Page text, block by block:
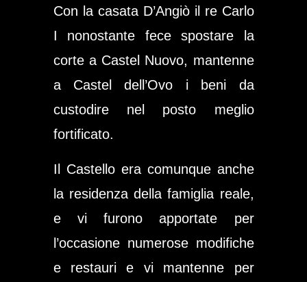
Con la casata D’Angiòil re Carlo
I nonostante fece spostare la
corte a Castel Nuovo, mantenne
aCastel dell’Ovo i beni da
custodire nel posto meglio
fortificato.
Il Castello era comunque anche
la residenza della famiglia reale,
e vi furono apportate per
l’occasione numerose modifiche
e restauri e vi mantenne per